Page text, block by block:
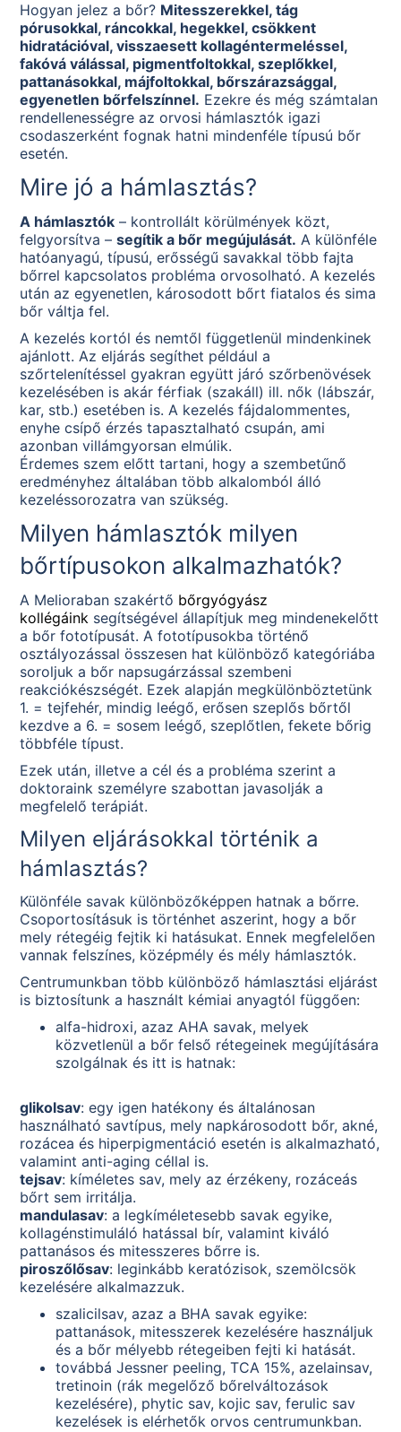
Hogyan jelez a bőr? Mitesszerekkel, tág
pórusokkal, ráncokkal, hegekkel, csökkent
hidratációval, visszaesett kollagéntermeléssel,
fakóvá válással, pigmentfoltokkal, szeplőkkel,
pattanásokkal, májfoltokkal, bőrszárazsággal,
egyenetlen bőrfelszínnel. Ezekre és még számtalan
rendellenességre az orvosi hámlasztók igazi
csodaszerként fognak hatni mindenféle típusú bőr
esetén.
Mire jó a hámlasztás?
A hámlasztók – kontrollált körülmények közt,
felgyorsítva –segítik a bőr megújulását. A különféle
hatóanyagú, típusú, erősségű savakkal több fajta
bőrrel kapcsolatos probléma orvosolható. A kezelés
után az egyenetlen, károsodott bőrt fiatalos és sima
bőr váltja fel.
A kezelés kortól és nemtől függetlenül mindenkinek
ajánlott. Az eljárás segíthet például a
szőrtelenítéssel gyakran együtt járó szőrbenövések
kezelésében is akár férfiak (szakáll) ill. nők (lábszár,
kar, stb.) esetében is. A kezelés fájdalommentes,
enyhe csípő érzés tapasztalható csupán, ami
azonban villámgyorsan elmúlik.
Érdemes szem előtt tartani, hogy a szembetűnő
eredményhez általában több alkalomból álló
kezeléssorozatra van szükség.
Milyen hámlasztók milyen
bőrtípusokon alkalmazhatók?
A Melioraban szakértő bőrgyógyász
kollégáink segítségével állapítjuk meg mindenekelőtt
a bőr fototípusát. A fototípusokba történő
osztályozással összesen hat különböző kategóriába
soroljuk a bőr napsugárzással szembeni
reakciókészségét. Ezek alapján megkülönböztetünk
1. = tejfehér, mindig leégő, erősen szeplős bőrtől
kezdve a 6. = sosem leégő, szeplőtlen, fekete bőrig
többféle típust.
Ezek után, illetve a cél és a probléma szerint a
doktoraink személyre szabottan javasolják a
megfelelő terápiát.
Milyen eljárásokkal történik a
hámlasztás?
Különféle savak különbözőképpen hatnak a bőrre.
Csoportosításuk is történhet aszerint, hogy a bőr
mely rétegéig fejtik ki hatásukat. Ennek megfelelően
vannak felszínes, középmély és mély hámlasztók.
Centrumunkban több különböző hámlasztási eljárást
is biztosítunk a használt kémiai anyagtól függően:
alfa-hidroxi, azaz AHA savak, melyek
közvetlenül a bőr felső rétegeinek megújítására
szolgálnak és itt is hatnak:
glikolsav: egy igen hatékony és általánosan
használható savtípus, mely napkárosodott bőr, akné,
rozácea és hiperpigmentáció esetén is alkalmazható,
valamint anti-aging céllal is.
tejsav: kíméletes sav, mely az érzékeny, rozáceás
bőrt sem irritálja.
mandulasav: a legkíméletesebb savak egyike,
kollagénstimuláló hatással bír, valamint kiváló
pattanásos és mitesszeres bőrre is.
piroszőlősav: leginkább keratózisok, szemölcsök
kezelésére alkalmazzuk.
szalicilsav, azaz a BHA savak egyike:
pattanások, mitesszerek kezelésére használjuk
és a bőr mélyebb rétegeiben fejti ki hatását.
továbbá Jessner peeling, TCA 15%, azelainsav,
tretinoin (rák megelőző bőrelváltozások
kezelésére), phytic sav, kojic sav, ferulic sav
kezelések is elérhetők orvos centrumunkban.